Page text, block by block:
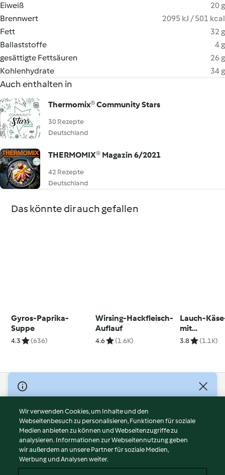
Eiweiß
20 g
Brennwert
2095 kJ / 501 kcal
Fett
32 g
Ballaststoffe
4 g
gesättigte Fettsäuren
26 g
Kohlenhydrate
34 g
Auch enthalten in
Thermomix® Community Stars
30 Rezepte
Deutschland
THERMOMIX® Magazin 6/2021
42 Rezepte
Deutschland
Das könnte dir auch gefallen
Gyros-Paprika-
Suppe
4.3 (636)
Wirsing-Hackfleisch-
Auflauf
4.6 (1.6K)
Lauch-
mit
3.8 (1.1K)
© Copyright 2026
Nutzungsbedingungen
Datenschutzrichtlinien
Disclaimer
Impressum
Cookies
Wir verwenden Cookies, um Inhalte und den
Webseitenbesuch zu personalisieren, Funktionen für soziale
Medien anbieten zu können und Webseitenzugriffe zu
analysieren. Informationen zur Webseitennutzung geben
wir außerdem an unsere Partner für soziale Medien,
Werbung und Analysen weiter.